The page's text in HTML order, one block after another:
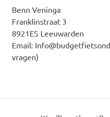
Benn Veninga
Franklinstraat 3
8921ES Leeuwarden
Email:
vragen)